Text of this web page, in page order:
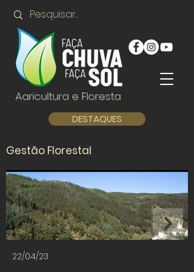
Agricultura e Floresta
DESTAQUES
Gestão Florestal
22/04/23